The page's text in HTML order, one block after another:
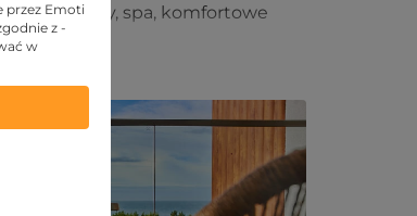
Baseny, spa, komfortowe
w LATO
przez Emoti
z -
w